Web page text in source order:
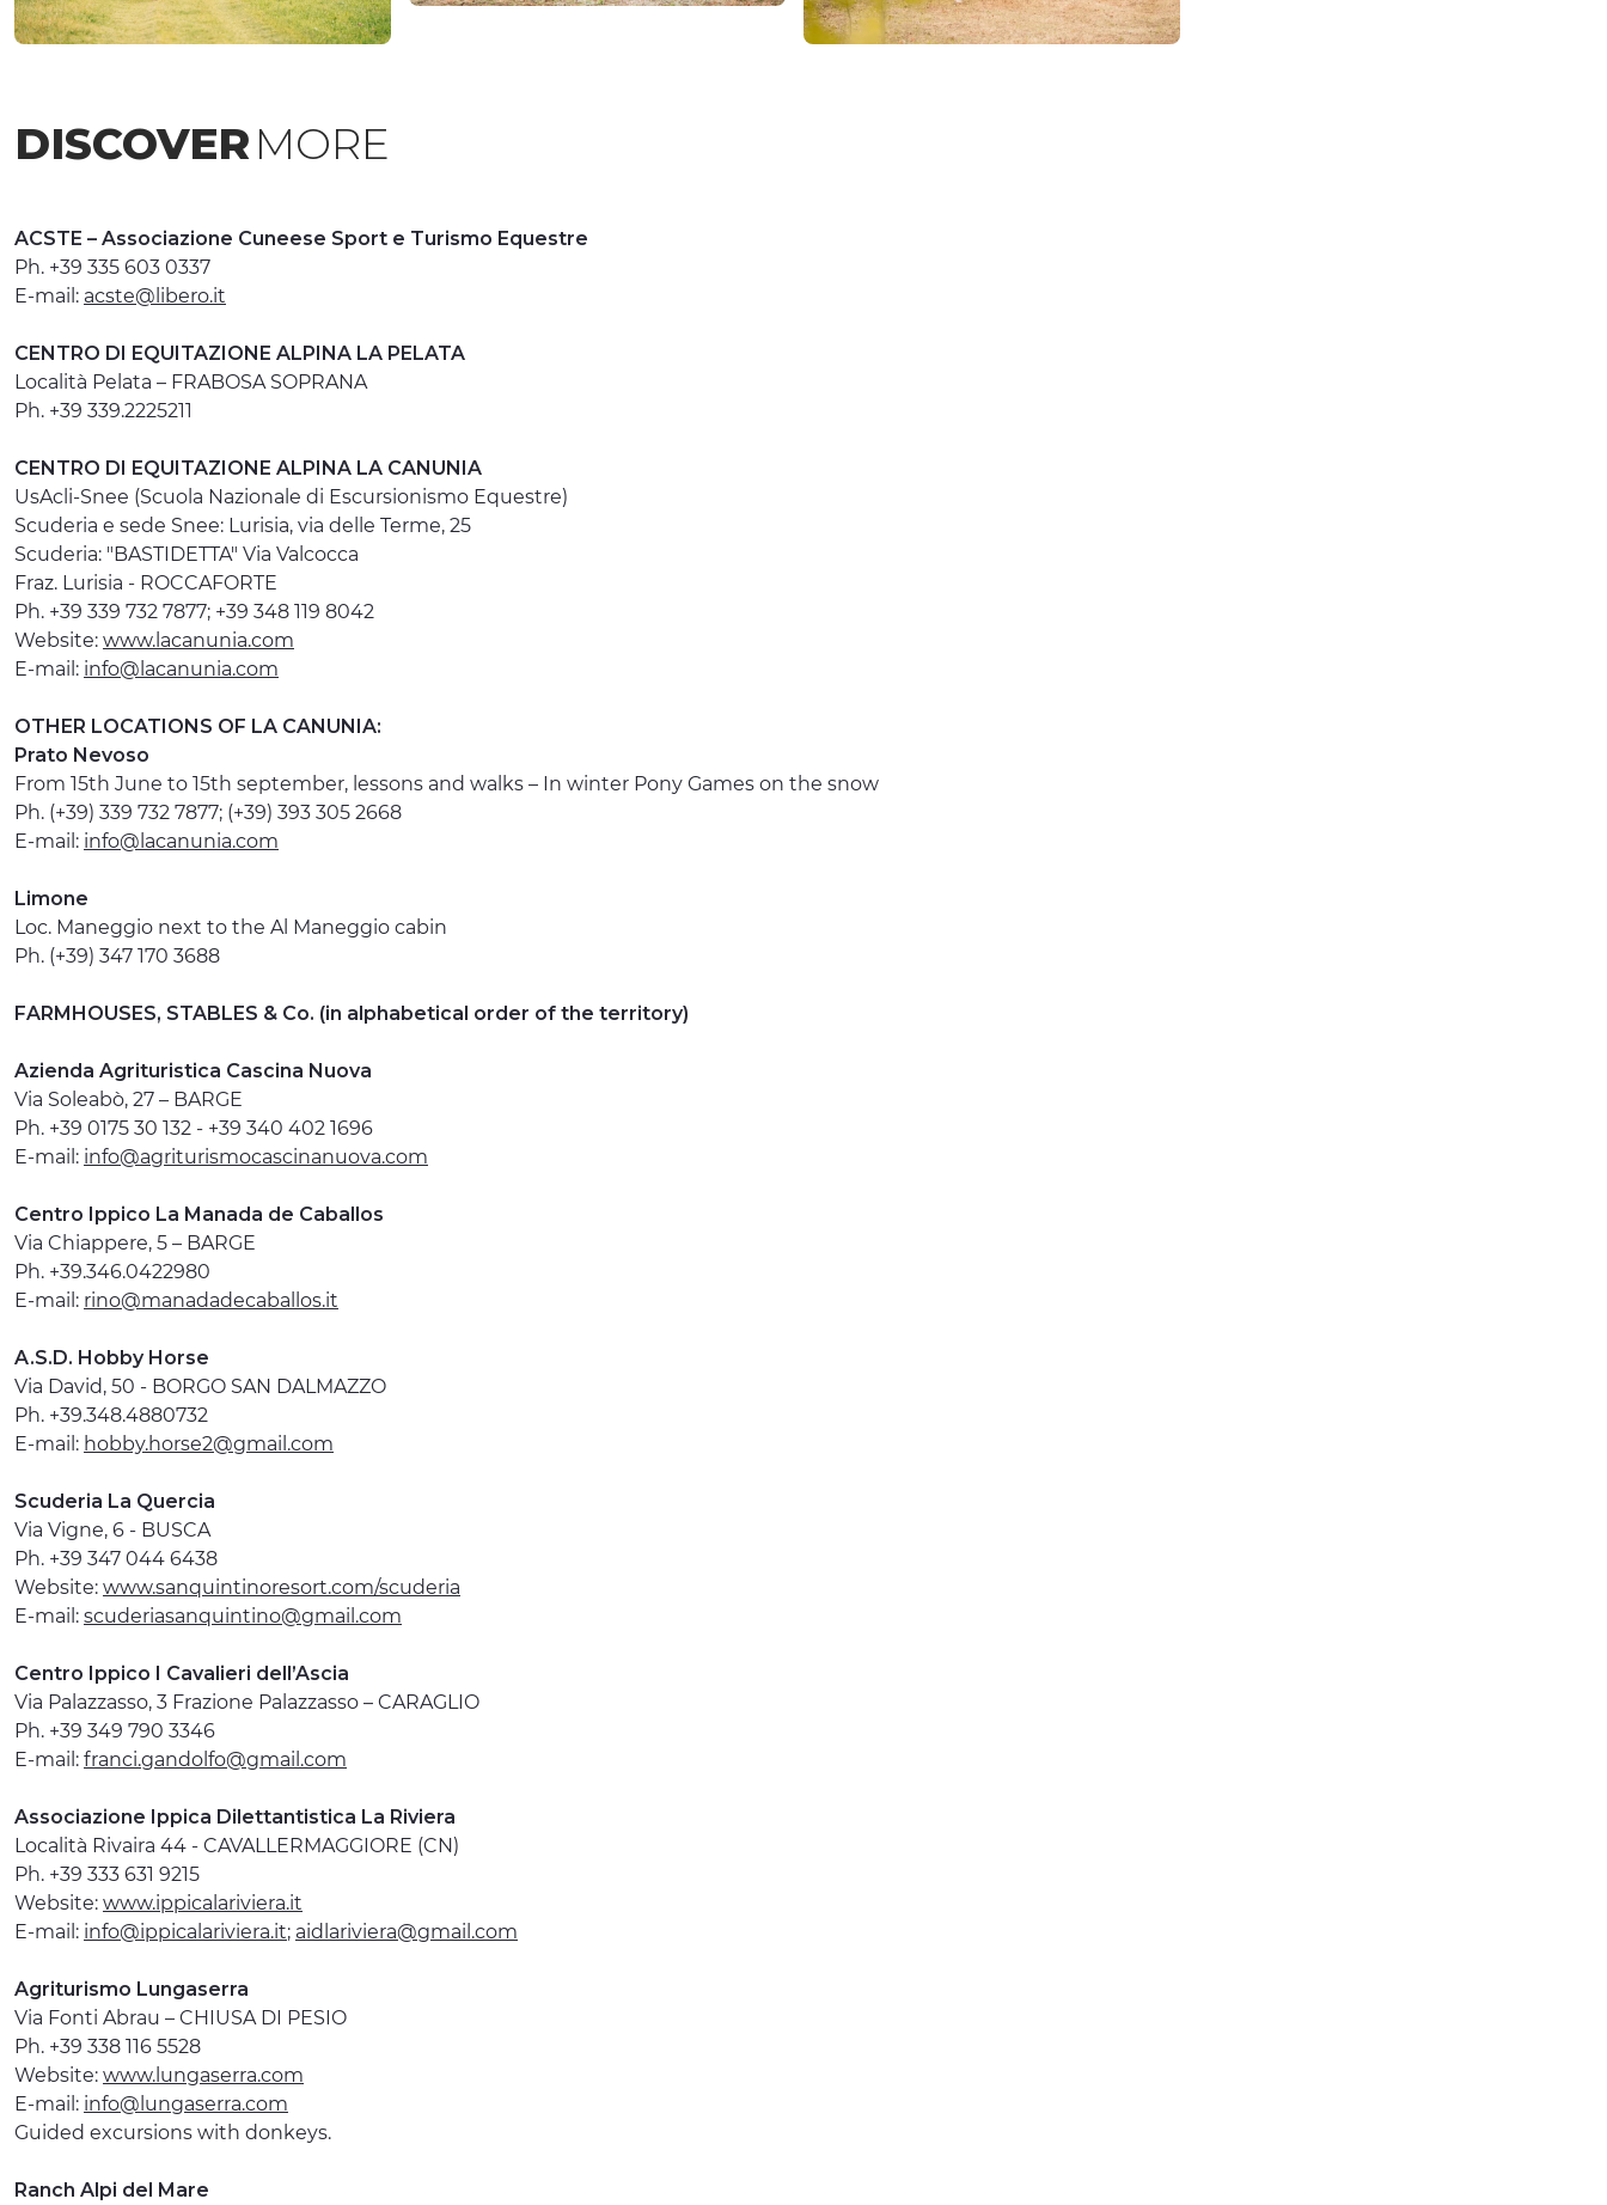
DISCOVERMORE
ACSTE – Associazione Cuneese Sport e Turismo Equestre
Ph. +39 335 603 0337
E-mail: acste@libero.it
CENTRO DI EQUITAZIONE ALPINA LA PELATA
Località Pelata – FRABOSA SOPRANA
Ph. +39 339.2225211
CENTRO DI EQUITAZIONE ALPINA LA CANUNIA
UsAcli-Snee (Scuola Nazionale di Escursionismo Equestre)
Scuderia e sede Snee: Lurisia, via delle Terme, 25
Scuderia: "BASTIDETTA" Via Valcocca
Fraz. Lurisia - ROCCAFORTE
Ph. +39 339 732 7877; +39 348 119 8042
Website: www.lacanunia.com
E-mail: info@lacanunia.com
OTHER LOCATIONS OF LA CANUNIA:
Prato Nevoso
From 15th June to 15th september, lessons and walks – In winter Pony Games on the snow
Ph. (+39) 339 732 7877; (+39) 393 305 2668
E-mail: info@lacanunia.com
Limone
Loc. Maneggio next to the Al Maneggio cabin
Ph. (+39) 347 170 3688
FARMHOUSES, STABLES & Co. (in alphabetical order of the territory)
Azienda Agrituristica Cascina Nuova
Via Soleabò, 27 – BARGE
Ph. +39 0175 30 132 - +39 340 402 1696
E-mail: info@agriturismocascinanuova.com
Centro Ippico La Manada de Caballos
Via Chiappere, 5 – BARGE
Ph. +39.346.0422980
E-mail: rino@manadadecaballos.it
A.S.D. Hobby Horse
Via David, 50 - BORGO SAN DALMAZZO
Ph. +39.348.4880732
E-mail: hobby.horse2@gmail.com
Scuderia La Quercia
Via Vigne, 6 - BUSCA
Ph. +39 347 044 6438
Website: www.sanquintinoresort.com/scuderia
E-mail: scuderiasanquintino@gmail.com
Centro Ippico I Cavalieri dell’Ascia
Via Palazzasso, 3 Frazione Palazzasso – CARAGLIO
Ph. +39 349 790 3346
E-mail: franci.gandolfo@gmail.com
Associazione Ippica Dilettantistica La Riviera
Località Rivaira 44 - CAVALLERMAGGIORE (CN)
Ph. +39 333 631 9215
Website: www.ippicalariviera.it
E-mail: info@ippicalariviera.it; aidlariviera@gmail.com
Agriturismo Lungaserra
Via Fonti Abrau – CHIUSA DI PESIO
Ph. +39 338 116 5528
Website: www.lungaserra.com
E-mail: info@lungaserra.com
Guided excursions with donkeys.
Ranch Alpi del Mare